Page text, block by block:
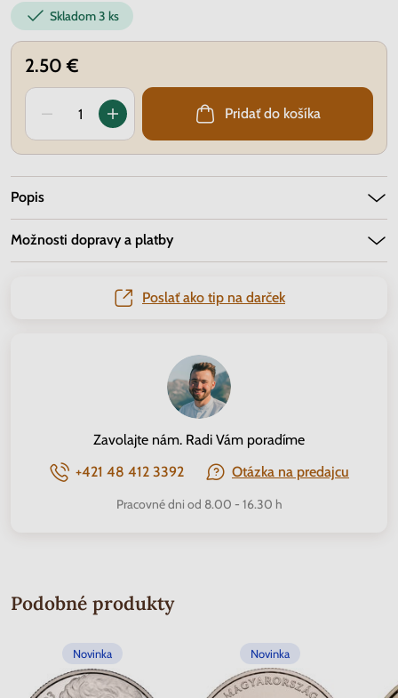
Skladom3 ks
2.50 €
Pridať do košíka
Popis
Možnosti dopravy a platby
Poslať ako tip na darček
Zavolajte nám. Radi Vám poradíme
+421 48 412 3392
Otázka na predajcu
Pracovné dni od 8.00 - 16.30 h
Podobné produkty
Novinka Novinka